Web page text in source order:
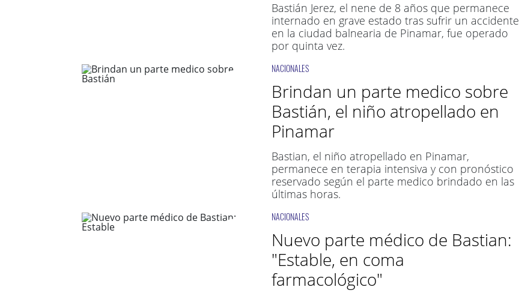
Bastián Jerez, el nene de 8 años que permanece
internado en grave estado tras sufrir un accidente
en la ciudad balnearia de Pinamar, fue operado
por quinta vez.
NACIONALES
Brindan un parte medico sobre
Bastián, el niño atropellado en
Pinamar
Bastian, el niño atropellado en Pinamar,
permanece en terapia intensiva y con pronóstico
reservado según el parte medico brindado en las
últimas horas.
NACIONALES
Nuevo parte médico de Bastian:
"Estable, en coma
farmacológico"